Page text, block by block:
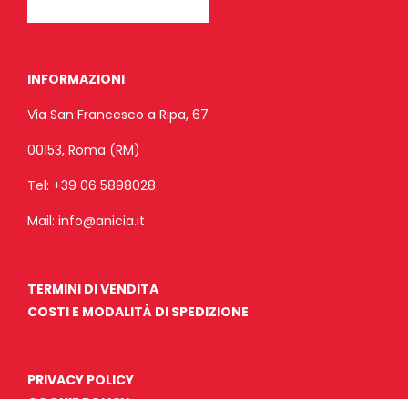
INFORMAZIONI
Via San Francesco a Ripa, 67
00153, Roma (RM)
Tel: +39 06 5898028
Mail: info@anicia.it
TERMINI DI VENDITA
COSTI E MODALITÀ DI SPEDIZIONE
PRIVACY POLICY